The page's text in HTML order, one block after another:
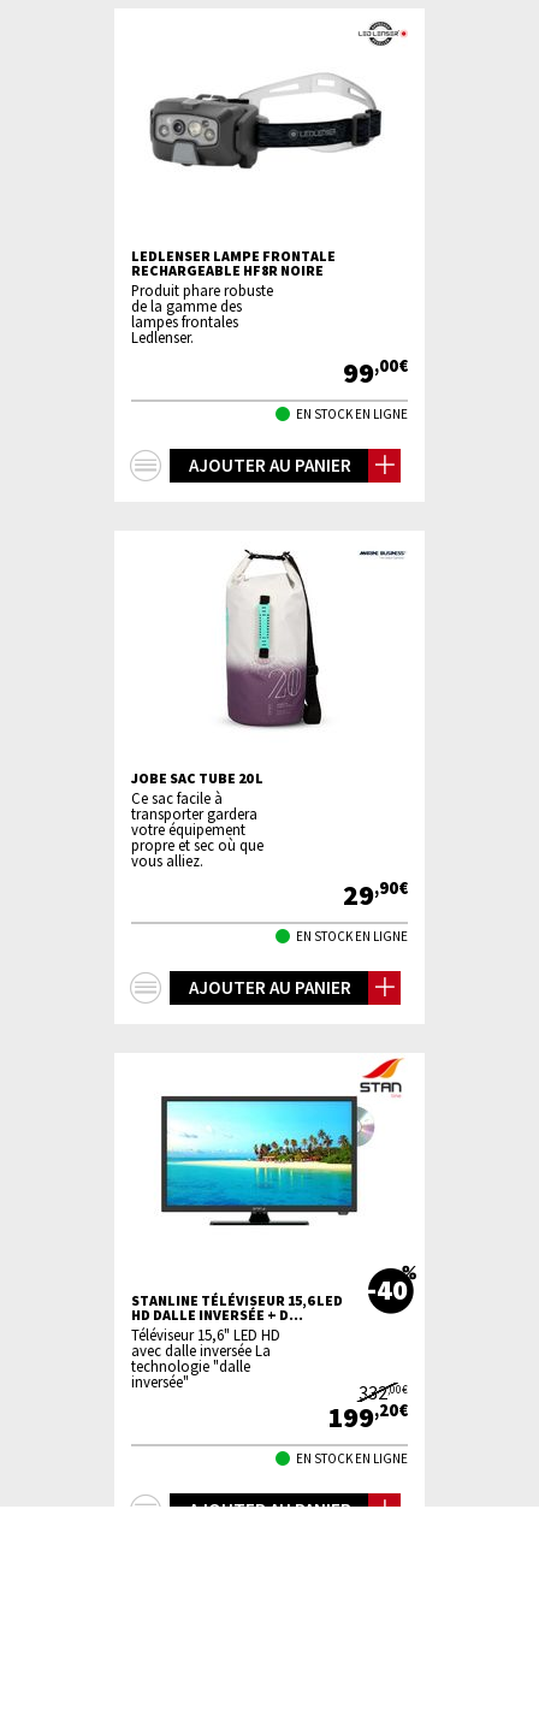
LEDLENSER LAMPE FRONTALE
RECHARGEABLE HF8R NOIRE
Produit phare robuste
de la gamme des
lampes frontales
Ledlenser.
99,00€
EN STOCK EN LIGNE
AJOUTER AU PANIER
JOBE SAC TUBE 20 L
Ce sac facile à
transporter gardera
votre équipement
propre et sec où que
vous alliez.
29,90€
EN STOCK EN LIGNE
AJOUTER AU PANIER
STANLINE TÉLÉVISEUR 15,6 LED
HD DALLE INVERSÉE + D...
-40
Téléviseur 15,6" LED HD
avec dalle inversée La
technologie "dalle
inversée"
332,00€
199,20€
EN STOCK EN LIGNE
+ AJOUTER AU PANIER